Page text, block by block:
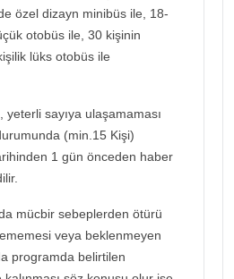
özel dizayn minibüs ile, 18-
otobüs ile, 30 kişinin
lüks otobüs ile
yeterli sayıya ulaşamaması
(min.15 Kişi)
1 gün önceden haber
mücbir sebeplerden ötürü
veya beklenmeyen
programda belirtilen